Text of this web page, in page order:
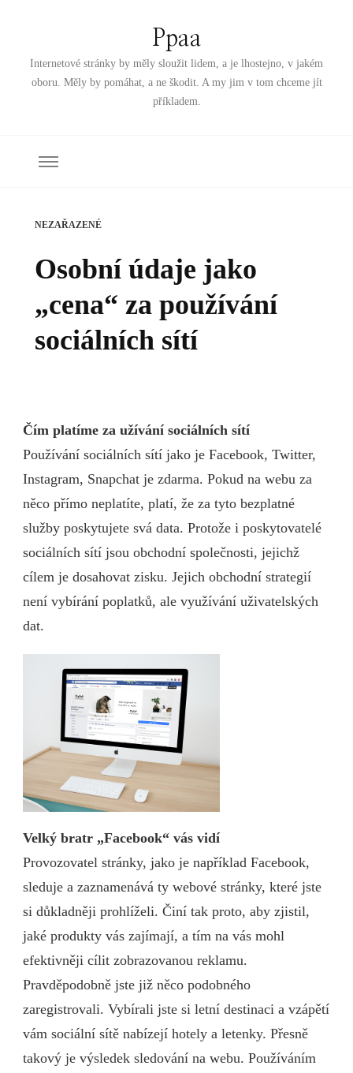
Ppaa
Internetové stránky by měly sloužit lidem, a je lhostejno, v jakém
oboru. Měly by pomáhat, a ne škodit. A my jim v tom chceme jít
příkladem.
NEZAŘAZENÉ
Osobní údaje jako
„cena“ za používání
sociálních sítí
Čím platíme za užívání sociálních sítí
Používání sociálních sítí jako je Facebook, Twitter,
Instagram, Snapchat je zdarma. Pokud na webu za
něco přímo neplatíte, platí, že za tyto bezplatné
služby poskytujete svá data. Protože i poskytovatelé
sociálních sítí jsou obchodní společnosti, jejichž
cílem je dosahovat zisku. Jejich obchodní strategií
není vybírání poplatků, ale využívání uživatelských
dat.
Velký bratr „Facebook“ vás vidí
Provozovatel stránky, jako je například Facebook,
sleduje a zaznamenává ty webové stránky, které jste
si důkladněji prohlíželi. Činí tak proto, aby zjistil,
jaké produkty vás zajímají, a tím na vás mohl
efektivněji cílit zobrazovanou reklamu.
Pravděpodobně jste již něco podobného
zaregistrovali. Vybírali jste si letní destinaci a vzápětí
vám sociální sítě nabízejí hotely a letenky. Přesně
takový je výsledek sledování na webu. Používáním